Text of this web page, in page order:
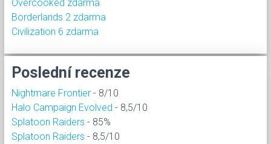
Overcooked zdarma
Borderlands 2 zdarma
Civilization 6 zdarma
Poslední recenze
Nightmare Frontier - 8/10
Halo Campaign Evolved - 8,5/10
Splatoon Raiders - 85%
Splatoon Raiders - 8,5/10